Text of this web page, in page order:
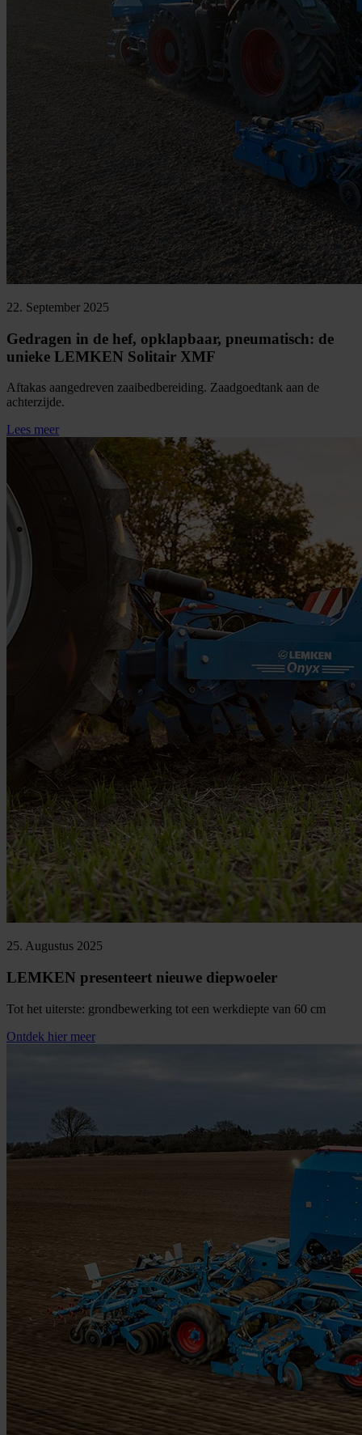
22. September 2025
Gedragen in de hef, opklapbaar, pneumatisch: de
unieke LEMKEN Solitair XMF
Aftakas aangedreven zaaibedbereiding. Zaadgoedtank aan de
achterzijde.
Lees meer
25. Augustus 2025
LEMKEN presenteert nieuwe diepwoeler
Tot het uiterste: grondbewerking tot een werkdiepte van 60 cm
Ontdek hier meer